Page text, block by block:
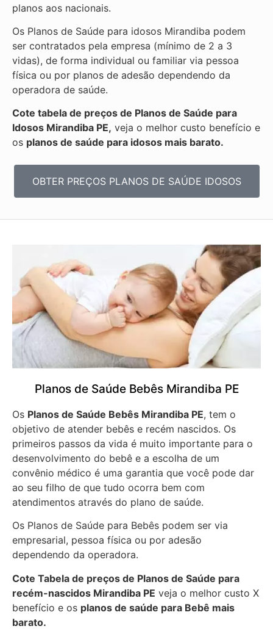
planos aos nacionais.
Os Planos de Saúde para idosos Mirandiba podem
ser contratados pela empresa (mínimo de 2 a 3
vidas), de forma individual ou familiar via pessoa
física ou por planos de adesão dependendo da
operadora de saúde.
Cote tabela de preços de Planos de Saúde para
Idosos Mirandiba PE, veja o melhor custo benefício e
os planos de saúde para idosos mais barato.
OBTER PREÇOS PLANOS DE SAÚDE IDOSOS
Planos de Saúde Bebês Mirandiba PE
Os Planos de Saúde Bebês Mirandiba PE, tem o
objetivo de atender bebês e recém nascidos. Os
primeiros passos da vida é muito importante para o
desenvolvimento do bebê e a escolha de um
convênio médico é uma garantia que você pode dar
ao seu filho de que tudo ocorra bem com
atendimentos através do plano de saúde.
Os Planos de Saúde para Bebês podem ser via
empresarial, pessoa física ou por adesão
dependendo da operadora.
Cote Tabela de preços de Planos de Saúde para
recém-nascidos Mirandiba PE veja o melhor custo X
benefício e os planos de saúde para Bebê mais
barato.